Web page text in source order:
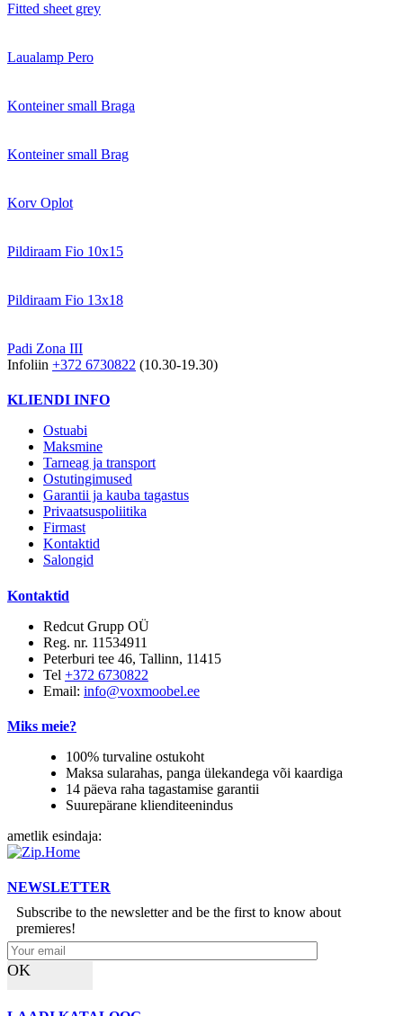
Fitted sheet grey
Laualamp Pero
Konteiner small Braga
Konteiner small Brag
Korv Oplot
Pildiraam Fio 10x15
Pildiraam Fio 13x18
Padi Zona III
Infoliin +372 6730822 (10.30-19.30)
KLIENDI INFO
Ostuabi
Maksmine
Tarneag ja transport
Ostutingimused
Garantii ja kauba tagastus
Privaatsuspoliitika
Firmast
Kontaktid
Salongid
Kontaktid
Redcut Grupp OÜ
Reg. nr. 11534911
Peterburi tee 46, Tallinn, 11415
Tel +372 6730822
Email: info@voxmoobel.ee
Miks meie?
100% turvaline ostukoht
Maksa sularahas, panga ülekandega või kaardiga
14 päeva raha tagastamise garantii
Suurepärane klienditeenindus
ametlik esindaja:
NEWSLETTER
Subscribe to the newsletter and be the first to know about
premieres!
OK